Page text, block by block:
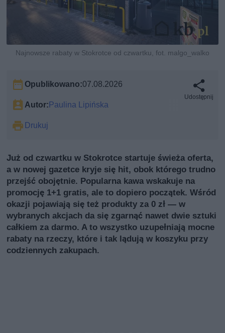
Najnowsze rabaty w Stokrotce od czwartku, fot. malgo_walko
Opublikowano:07.08.2026
Autor: Paulina Lipińska
Drukuj
Udostępnij
Już od czwartku w Stokrotce startuje świeża oferta,
a w nowej gazetce kryje się hit, obok którego trudno
przejść obojętnie. Popularna kawa wskakuje na
promocję 1+1 gratis, ale to dopiero początek. Wśród
okazji pojawiają się też produkty za 0 zł — w
wybranych akcjach da się zgarnąć nawet dwie sztuki
całkiem za darmo. A to wszystko uzupełniają mocne
rabaty na rzeczy, które i tak lądują w koszyku przy
codziennych zakupach.